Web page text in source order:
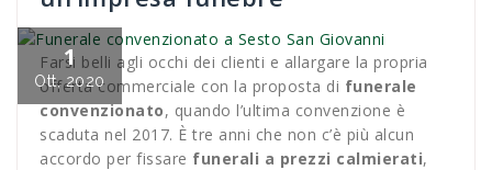
1
Ott, 2020
Farsi belli agli occhi dei clienti e allargare la propria
offerta commerciale con la proposta di funerale
convenzionato, quando l’ultima convenzione è
scaduta nel 2017. È tre anni che non c’è più alcun
accordo per fissare funerali a prezzi calmierati,